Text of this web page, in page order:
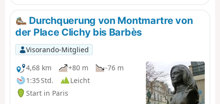
Durchquerung von Montmartre von
der Place Clichy bis Barbès
Visorando-Mitglied
4,68 km
+80 m
-76 m
1:35 Std.
Leicht
Start in Paris